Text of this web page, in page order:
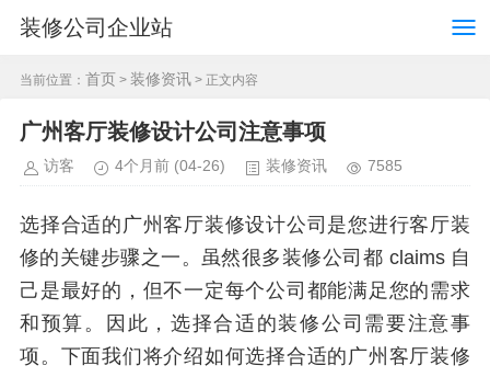
装修公司企业站
当前位置： 首页 > 装修资讯 > 正文内容
广州客厅装修设计公司注意事项
访客 4个月前 (04-26) 装修资讯 7585
选择合适的广州客厅装修设计公司是您进行客厅装
修的关键步骤之一。虽然很多装修公司都 claims 自
己是最好的，但不一定每个公司都能满足您的需求
和预算。因此，选择合适的装修公司需要注意事
项。下面我们将介绍如何选择合适的广州客厅装修